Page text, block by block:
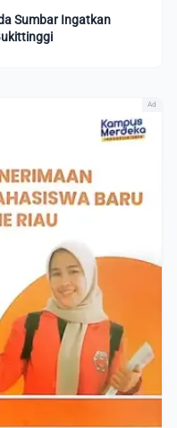
Sumbar Ingatkan
Ad